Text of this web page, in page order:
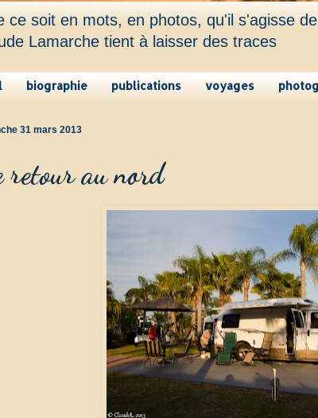
ce soit en mots, en photos, qu'il s'agisse
Lamarche tient à laisser des traces
biographie publications voyages
31 mars 2013
retour au nord